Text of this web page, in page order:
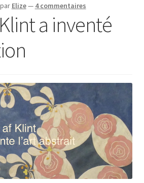
par Elize— 4 commentaires
a inventé